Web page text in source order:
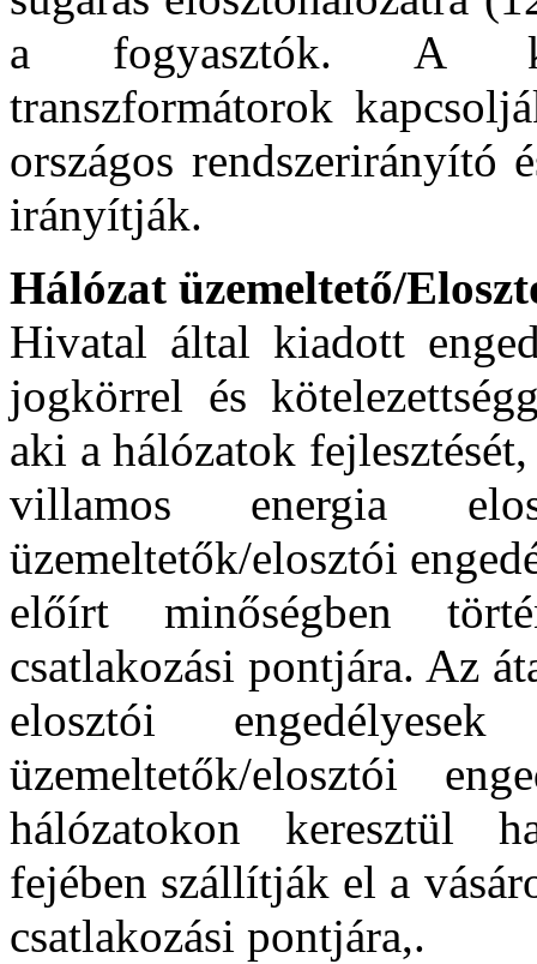
a fogyasztók. A
transzformátorok
országos rendszerirányító
irányítják.
Hálózat üzemeltető/
Hivatal által kiadott
jogkörrel és
aki a hálózatok
villamos energia
üzemeltetők/elosztói
előírt minőségben
csatlakozási pontjára. Az
elosztói
üzemeltetők/elosztói
hálózatokon keresztül
fejében szállítják el a
csatlakozási pontjára,.